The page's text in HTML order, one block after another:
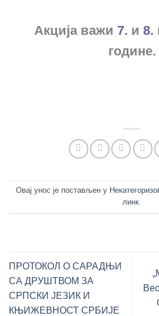
Акција важи 7. и 8.
године.
Овај унос је постављен у
линк.
ПРОТОКОЛ О САРАДЊИ
СА ДРУШТВОМ ЗА
СРПСКИ ЈЕЗИК И
КЊИЖЕВНОСТ СРБИЈЕ